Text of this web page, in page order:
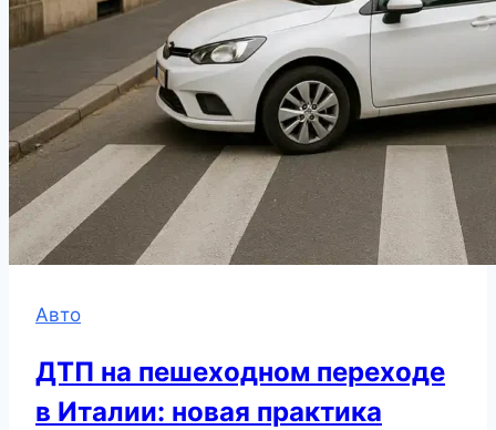
Авто
ДТП на пешеходном переходе
в Италии: новая практика